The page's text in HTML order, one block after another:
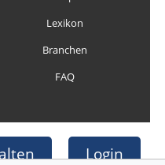
Lexikon
Branchen
FAQ
Login